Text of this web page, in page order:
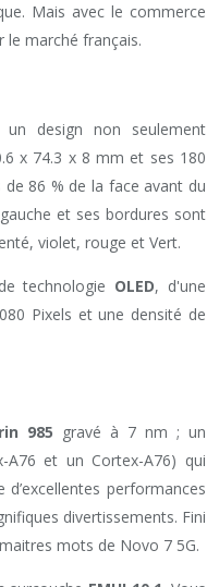
Mais avec le commerce
le marché français.
design non seulement
x 74.3 x 8 mm et ses 180
86 % de la face avant du
et ses bordures sont
violet, rouge et Vert.
technologie OLED, d'une
Pixels et une densité de
985 gravé à 7 nm ; un
et un Cortex-A76) qui
performances
divertissements. Fini
mots de Novo 7 5G.